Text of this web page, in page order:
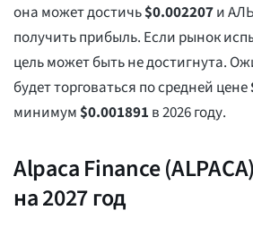
она может достичь$0.002207и
получить прибыль. Если рынок
цель может быть не достигнута.
будет торговаться по средней цене
минимум$0.001891 в 2026 году.
Alpaca Finance
на 2027 год